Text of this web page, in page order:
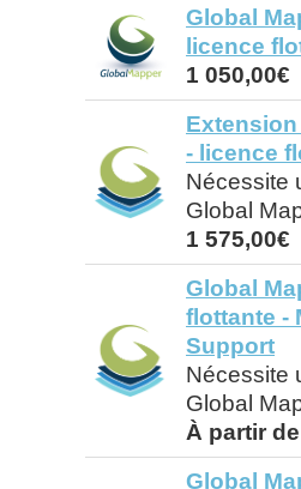
Global
licence
1 050,00€
Extension
- licence
Nécessite
Global
1 575,00€
Global
flottante -
Support
Nécessite
Global
À partir
Global